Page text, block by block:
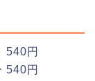
540円
540円